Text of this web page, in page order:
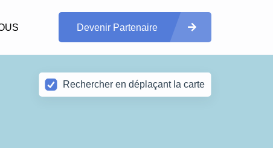
Devenir Partenaire
Rechercher en déplaçant la carte